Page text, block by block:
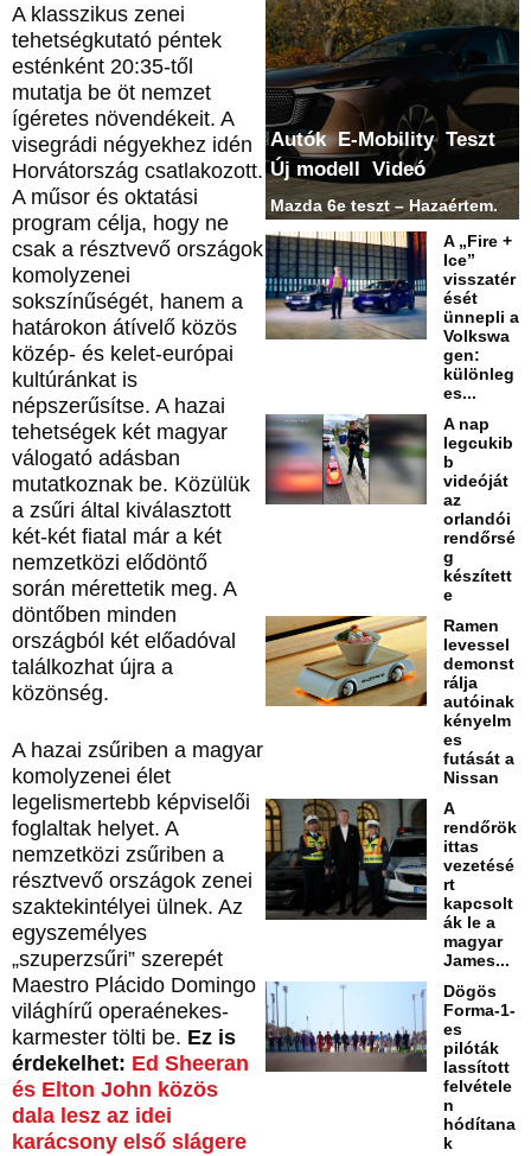
A klasszikus zenei
tehetségkutató péntek
esténként 20:35-től
mutatja be öt nemzet
ígéretes növendékeit. A
visegrádi négyekhez idén
Horvátország csatlakozott.
A műsor és oktatási
program célja, hogy ne
csak a résztvevő országok
komolyzenei
sokszínűségét, hanem a
határokon átívelő közös
közép- és kelet-európai
kultúránkat is
népszerűsítse. A hazai
tehetségek két magyar
válogató adásban
mutatkoznak be. Közülük
a zsűri által kiválasztott
két-két fiatal már a két
nemzetközi elődöntő
során mérettetik meg. A
döntőben minden
országból két előadóval
találkozhat újra a
közönség.
A hazai zsűriben a magyar
komolyzenei élet
legelismertebb képviselői
foglaltak helyet. A
nemzetközi zsűriben a
résztvevő országok zenei
szaktekintélyei ülnek. Az
egyszemélyes
„szuperzsűri” szerepét
Maestro Plácido Domingo
világhírű operaénekes-
karmester tölti be. Ez is
érdekelhet: Ed Sheeran
és Elton John közös
dala lesz az idei
karácsony első slágere
Autók E-Mobility Teszt
Új modell Videó
Mazda 6e teszt – Hazaértem.
A „Fire +
Ice”
visszatér
ését
ünnepli a
Volkswa
gen:
különleg
es...
A nap
legcukib
b
videóját
az
orlandói
rendőrsé
g
készített
e
Ramen
levessel
demonst
rálja
autóinak
kényelm
es
futását a
Nissan
A
rendőrök
ittas
vezetésé
rt
kapcsolt
ák le a
magyar
James...
Dögös
Forma-1-
es
pilóták
lassított
felvétele
n
hódítana
k